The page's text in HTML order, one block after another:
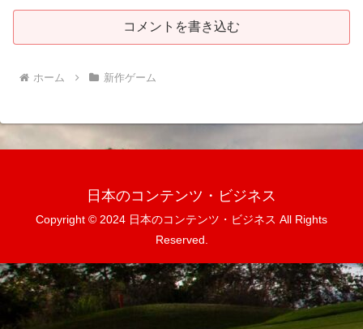
コメントを書き込む
ホーム 新作ゲーム
日本のコンテンツ・ビジネス
Copyright © 2024 日本のコンテンツ・ビジネス All Rights
Reserved.